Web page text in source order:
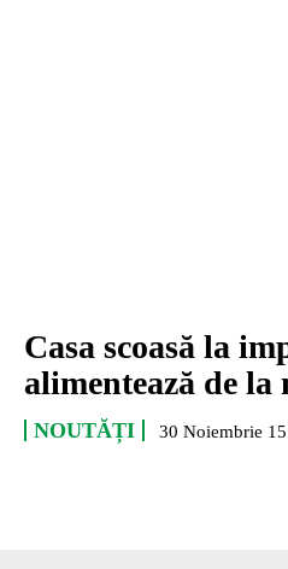
Casa scoasă la
alimentează de la
NOUTĂȚI 30 Noiembrie 15